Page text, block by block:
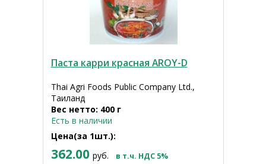
Паста карри красная AROY-D
Thai Agri Foods Public Company Ltd.,
Таиланд
Вес нетто: 400 г
Есть в наличии
Цена(за 1шт.):
362.00 руб. в т.ч. НДС 5%